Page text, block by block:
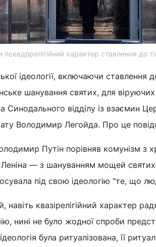
характер ставлення до
ідеології, включаючи ставлення
шанування святих, для віруючих
Синодального відділу із взаємин
Володимир Легойда. Про це
Путін порівняв комунізм з
— з шануванням мощей
під свою ідеологію "те, що
навіть квазірелігійний характер
нині не було жодної спроби
була ритуалізована, її